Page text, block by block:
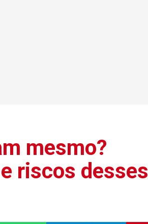
mesmo?
riscos desses